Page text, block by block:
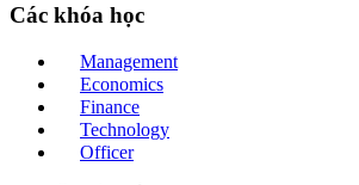
Các khóa học
Management
Economics
Finance
Technology
Officer